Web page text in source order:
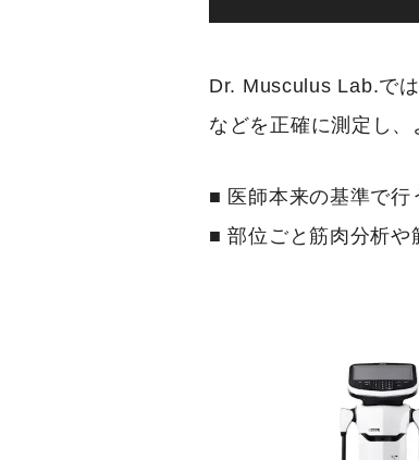
Dr. Musculus Lab.で
などを正確に測定し、
■ 医師本来の基準で行
■ 部位ごと筋肉分析や